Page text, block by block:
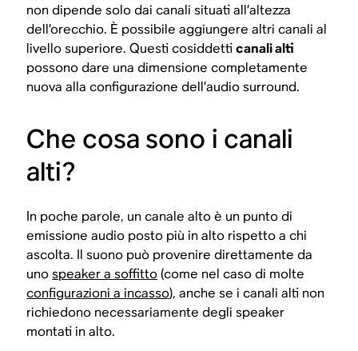
non dipende solo dai canali situati all’altezza
dell’orecchio. È possibile aggiungere altri canali al
livello superiore. Questi cosiddetticanali alti
possono dare una dimensione completamente
nuova alla configurazione dell’audio surround.
Che cosa sono i canali
alti?
In poche parole, un canale alto è un punto di
emissione audio posto più in alto rispetto a chi
ascolta. Il suono può provenire direttamente da
unospeaker a soffitto(come nel caso di molte
configurazioni a incasso), anche se i canali alti non
richiedono necessariamente degli speaker
montati in alto.